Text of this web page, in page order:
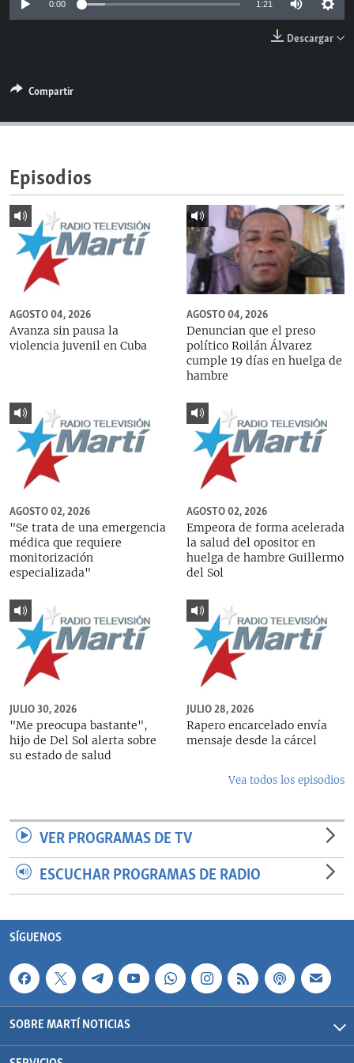
RADIO MARTÍ
LA REALIDAD DE LA VIVIENDA EN CUBA
SER VIEJO EN CUBA
LOS SANTOS DE HIALEAH
DESINFORMACIÓN RUSA EN AMÉRICA LATINA
LA INVASIÓN DE RUSIA A UCRANIA
EDITORIALES
0:00 1:21
Descargar
Compartir
Episodios
AGOSTO 04, 2026
Avanza sin pausa la
violencia juvenil en Cuba
AGOSTO 04, 2026
Denuncian que el preso
político Roilán Álvarez
cumple 19 días en huelga de
hambre
AGOSTO 02, 2026
"Se trata de una emergencia
médica que requiere
monitorización
especializada"
AGOSTO 02, 2026
Empeora de forma acelerada
la salud del opositor en
huelga de hambre Guillermo
del Sol
JULIO 30, 2026
"Me preocupa bastante",
hijo de Del Sol alerta sobre
su estado de salud
JULIO 28, 2026
Rapero encarcelado envía
mensaje desde la cárcel
Vea todos los episodios
VER PROGRAMAS DE TV
ESCUCHAR PROGRAMAS DE RADIO
SÍGUENOS
SOBRE MARTÍ NOTICIAS